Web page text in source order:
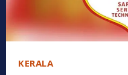
KERALA